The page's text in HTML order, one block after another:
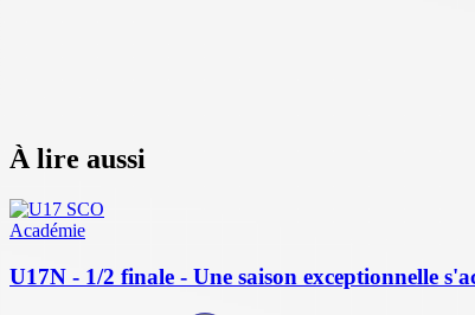
À lire aussi
Académie
U17N - 1/2 finale - Une saison exceptionnelle